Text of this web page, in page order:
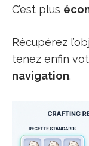
C’est plus
Récupérez
tenez enfin
navigation.